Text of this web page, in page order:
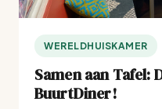
WERELDHUISKAMER
Samen aan Tafel:
BuurtDiner!